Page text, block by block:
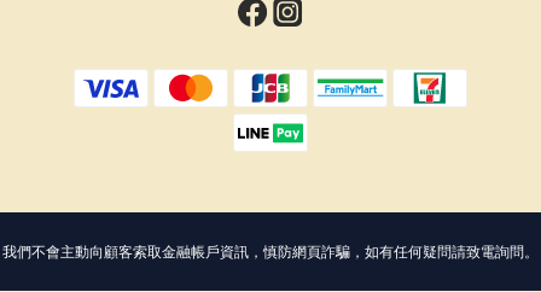
我們不會主動向顧客索取金融帳戶資訊，慎防網頁詐騙，如有任何疑問請致電詢問。